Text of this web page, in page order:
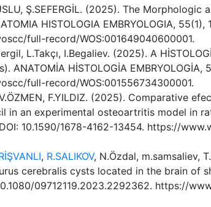
Ş.SEFERGİL. (2025). The
HISTOLOGIA EMBRYOLOGIA, 55(1),
full-record/WOS:001649040600001.
L.Takçı, I.Begaliev. (2025). A
ANATOMİA HİSTOLOGİA
full-record/WOS:001556734300001.
F.YILDIZ. (2025). Comparative
an experimental osteoartritis model in
DOI: 10.1590/1678-4162-13454. https://
, R.SALIKOV, N.Özdal, m.samsaliev,
cerebralis cysts located in the brain of
09712119.2023.2292362. https://